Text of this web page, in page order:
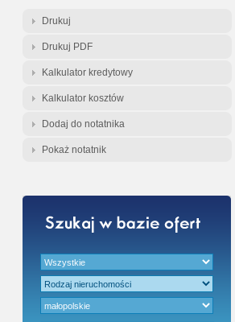
Gratis -
Drukuj
Drukuj PDF
Kalkulator kredytowy
Kalkulator kosztów
Dodaj do notatnika
Pokaż notatnik